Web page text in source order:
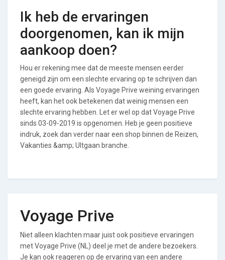
Ik heb de ervaringen
doorgenomen, kan ik mijn
aankoop doen?
Hou er rekening mee dat de meeste mensen eerder
geneigd zijn om een slechte ervaring op te schrijven dan
een goede ervaring. Als Voyage Prive weining ervaringen
heeft, kan het ook betekenen dat weinig mensen een
slechte ervaring hebben. Let er wel op dat Voyage Prive
sinds 03-09-2019 is opgenomen. Heb je geen positieve
indruk, zoek dan verder naar een shop binnen de Reizen,
Vakanties &amp; UItgaan branche.
Voyage Prive
Niet alleen klachten maar juist ook positieve ervaringen
met Voyage Prive (NL) deel je met de andere bezoekers.
Je kan ook reageren op de ervaring van een andere